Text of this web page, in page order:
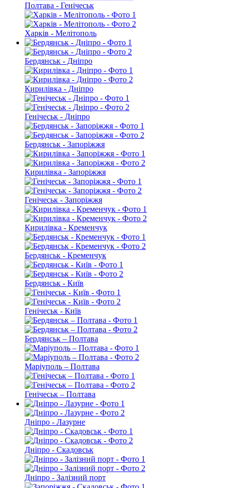
Полтава - Генічеськ
Харків - Мелітополь
Бердянськ - Дніпро
Кирилівка - Дніпро
Генічеськ - Дніпро
Бердянськ - Запоріжжя
Кирилівка - Запоріжжя
Генічеськ - Запоріжжя
Кирилівка - Кременчук
Бердянськ - Кременчук
Бердянськ - Київ
Генічеськ - Київ
Бердянськ – Полтава
Маріуполь – Полтава
Генічеськ – Полтава
Дніпро - Лазурне
Дніпро - Скадовськ
Дніпро - Залізний порт